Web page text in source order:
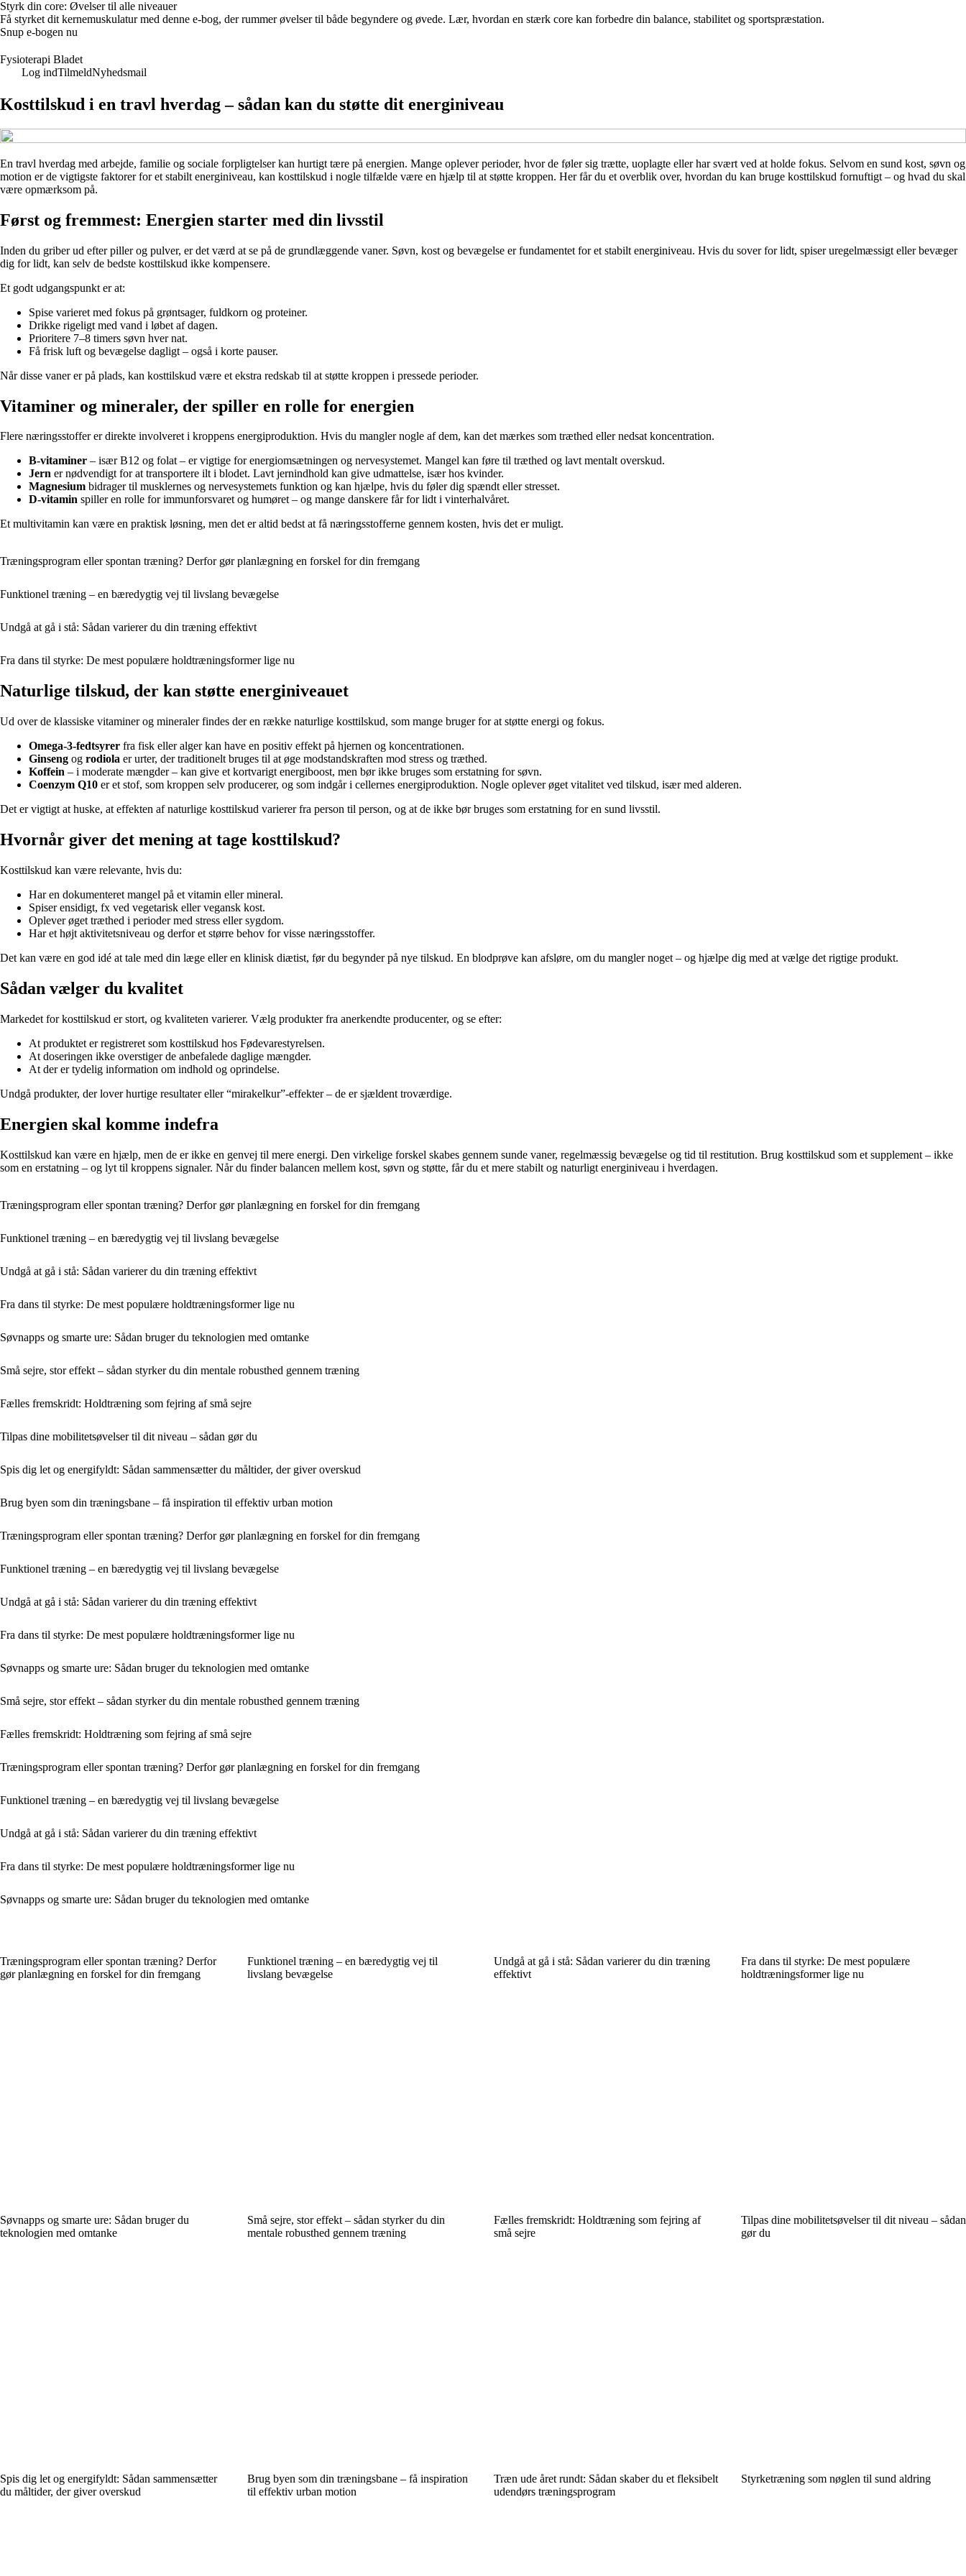
Styrk din core: Øvelser til alle niveauer
Få styrket dit kernemuskulatur med denne e-bog, der rummer øvelser til både begyndere og øvede. Lær, hvordan en stærk core kan forbedre din balance, stabilitet og sportspræstation.
Snup e-bogen nu
Fysioterapi Bladet
Log indTilmeldNyhedsmail
Kosttilskud i en travl hverdag – sådan kan du støtte dit energiniveau
En travl hverdag med arbejde, familie og sociale forpligtelser kan hurtigt tære på energien. Mange oplever perioder, hvor de føler sig trætte, uoplagte eller har svært ved at holde fokus. Selvom en sund kost, søvn og
motion er de vigtigste faktorer for et stabilt energiniveau, kan kosttilskud i nogle tilfælde være en hjælp til at støtte kroppen. Her får du et overblik over, hvordan du kan bruge kosttilskud fornuftigt – og hvad du skal
være opmærksom på.
Først og fremmest: Energien starter med din livsstil
Inden du griber ud efter piller og pulver, er det værd at se på de grundlæggende vaner. Søvn, kost og bevægelse er fundamentet for et stabilt energiniveau. Hvis du sover for lidt, spiser uregelmæssigt eller bevæger
dig for lidt, kan selv de bedste kosttilskud ikke kompensere.
Et godt udgangspunkt er at:
Spise varieret med fokus på grøntsager, fuldkorn og proteiner.
Drikke rigeligt med vand i løbet af dagen.
Prioritere 7–8 timers søvn hver nat.
Få frisk luft og bevægelse dagligt – også i korte pauser.
Når disse vaner er på plads, kan kosttilskud være et ekstra redskab til at støtte kroppen i pressede perioder.
Vitaminer og mineraler, der spiller en rolle for energien
Flere næringsstoffer er direkte involveret i kroppens energiproduktion. Hvis du mangler nogle af dem, kan det mærkes som træthed eller nedsat koncentration.
B-vitaminer – især B12 og folat – er vigtige for energiomsætningen og nervesystemet. Mangel kan føre til træthed og lavt mentalt overskud.
Jern er nødvendigt for at transportere ilt i blodet. Lavt jernindhold kan give udmattelse, især hos kvinder.
Magnesium bidrager til musklernes og nervesystemets funktion og kan hjælpe, hvis du føler dig spændt eller stresset.
D-vitamin spiller en rolle for immunforsvaret og humøret – og mange danskere får for lidt i vinterhalvåret.
Et multivitamin kan være en praktisk løsning, men det er altid bedst at få næringsstofferne gennem kosten, hvis det er muligt.
Træningsprogram eller spontan træning? Derfor gør planlægning en forskel for din fremgang
Funktionel træning – en bæredygtig vej til livslang bevægelse
Undgå at gå i stå: Sådan varierer du din træning effektivt
Fra dans til styrke: De mest populære holdtræningsformer lige nu
Naturlige tilskud, der kan støtte energiniveauet
Ud over de klassiske vitaminer og mineraler findes der en række naturlige kosttilskud, som mange bruger for at støtte energi og fokus.
Omega-3-fedtsyrer fra fisk eller alger kan have en positiv effekt på hjernen og koncentrationen.
Ginseng og rodiola er urter, der traditionelt bruges til at øge modstandskraften mod stress og træthed.
Koffein – i moderate mængder – kan give et kortvarigt energiboost, men bør ikke bruges som erstatning for søvn.
Coenzym Q10 er et stof, som kroppen selv producerer, og som indgår i cellernes energiproduktion. Nogle oplever øget vitalitet ved tilskud, især med alderen.
Det er vigtigt at huske, at effekten af naturlige kosttilskud varierer fra person til person, og at de ikke bør bruges som erstatning for en sund livsstil.
Hvornår giver det mening at tage kosttilskud?
Kosttilskud kan være relevante, hvis du:
Har en dokumenteret mangel på et vitamin eller mineral.
Spiser ensidigt, fx ved vegetarisk eller vegansk kost.
Oplever øget træthed i perioder med stress eller sygdom.
Har et højt aktivitetsniveau og derfor et større behov for visse næringsstoffer.
Det kan være en god idé at tale med din læge eller en klinisk diætist, før du begynder på nye tilskud. En blodprøve kan afsløre, om du mangler noget – og hjælpe dig med at vælge det rigtige produkt.
Sådan vælger du kvalitet
Markedet for kosttilskud er stort, og kvaliteten varierer. Vælg produkter fra anerkendte producenter, og se efter:
At produktet er registreret som kosttilskud hos Fødevarestyrelsen.
At doseringen ikke overstiger de anbefalede daglige mængder.
At der er tydelig information om indhold og oprindelse.
Undgå produkter, der lover hurtige resultater eller “mirakelkur”-effekter – de er sjældent troværdige.
Energien skal komme indefra
Kosttilskud kan være en hjælp, men de er ikke en genvej til mere energi. Den virkelige forskel skabes gennem sunde vaner, regelmæssig bevægelse og tid til restitution. Brug kosttilskud som et supplement – ikke
som en erstatning – og lyt til kroppens signaler. Når du finder balancen mellem kost, søvn og støtte, får du et mere stabilt og naturligt energiniveau i hverdagen.
Træningsprogram eller spontan træning? Derfor gør planlægning en forskel for din fremgang
Funktionel træning – en bæredygtig vej til livslang bevægelse
Undgå at gå i stå: Sådan varierer du din træning effektivt
Fra dans til styrke: De mest populære holdtræningsformer lige nu
Søvnapps og smarte ure: Sådan bruger du teknologien med omtanke
Små sejre, stor effekt – sådan styrker du din mentale robusthed gennem træning
Fælles fremskridt: Holdtræning som fejring af små sejre
Tilpas dine mobilitetsøvelser til dit niveau – sådan gør du
Spis dig let og energifyldt: Sådan sammensætter du måltider, der giver overskud
Brug byen som din træningsbane – få inspiration til effektiv urban motion
Træningsprogram eller spontan træning? Derfor gør planlægning en forskel for din fremgang
Funktionel træning – en bæredygtig vej til livslang bevægelse
Undgå at gå i stå: Sådan varierer du din træning effektivt
Fra dans til styrke: De mest populære holdtræningsformer lige nu
Søvnapps og smarte ure: Sådan bruger du teknologien med omtanke
Små sejre, stor effekt – sådan styrker du din mentale robusthed gennem træning
Fælles fremskridt: Holdtræning som fejring af små sejre
Træningsprogram eller spontan træning? Derfor gør planlægning en forskel for din fremgang
Funktionel træning – en bæredygtig vej til livslang bevægelse
Undgå at gå i stå: Sådan varierer du din træning effektivt
Fra dans til styrke: De mest populære holdtræningsformer lige nu
Søvnapps og smarte ure: Sådan bruger du teknologien med omtanke
Træningsprogram eller spontan træning? Derfor
gør planlægning en forskel for din fremgang
Funktionel træning – en bæredygtig vej til
livslang bevægelse
Undgå at gå i stå: Sådan varierer du din træning
effektivt
Fra dans til styrke: De mest populære
holdtræningsformer lige nu
Søvnapps og smarte ure: Sådan bruger du
teknologien med omtanke
Små sejre, stor effekt – sådan styrker du din
mentale robusthed gennem træning
Fælles fremskridt: Holdtræning som fejring af
små sejre
Tilpas dine mobilitetsøvelser til dit niveau – sådan
gør du
Spis dig let og energifyldt: Sådan sammensætter
du måltider, der giver overskud
Brug byen som din træningsbane – få inspiration
til effektiv urban motion
Træn ude året rundt: Sådan skaber du et fleksibelt
udendørs træningsprogram
Styrketræning som nøglen til sund aldring